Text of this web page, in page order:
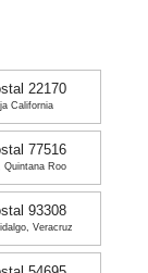
22170
California
77516
Quintana Roo
93308
Veracruz